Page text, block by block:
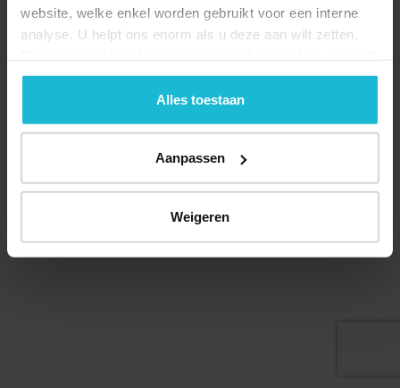
website, welke enkel worden gebruikt voor een interne
analyse. U helpt ons enorm als u deze aan wilt zetten.
geen commerciële doelstelling. U kunt deze cookies via
de knoppen accepteren, beheren of weigeren.
Alles toestaan
Aanpassen
Weigeren
© 2026 Stichting Forten Nederland
Over ons
Doneer nu Disclaimer
Contact
Forten.nl wordt ondersteund door de